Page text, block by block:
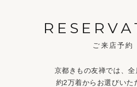
ご来店予約
京都きもの友禅では、全
約2万着からお選びいた